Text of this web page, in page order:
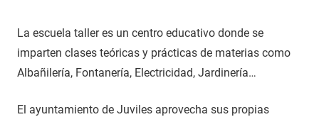
La escuela taller es un centro educativo donde se
imparten clases teóricas y prácticas de materias como
Albañilería, Fontanería, Electricidad, Jardinería…
El ayuntamiento de Juviles aprovecha sus propias